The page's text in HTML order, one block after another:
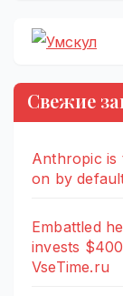
Свежие
Anthropic is
on by
Embattled
invests
VseTime.ru